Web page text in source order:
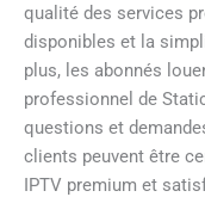
qualité des services
disponibles et la
plus, les abonnés
professionnel de
questions et
clients peuvent être
IPTV premium et